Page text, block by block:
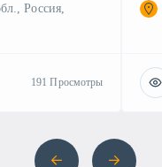
Россия,
191 Просмотры